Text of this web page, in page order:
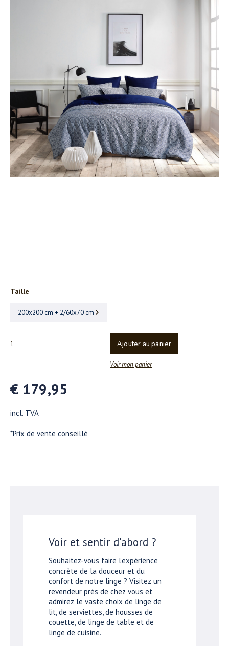
Taille
200x200 cm + 2/60x70 cm
Ajouter au panier
Voir mon panier
€ 179,95
incl. TVA
*Prix de vente conseillé
Voir et sentir d'abord ?
Souhaitez-vous faire l'expérience
concrète de la douceur et du
confort de notre linge ? Visitez un
revendeur près de chez vous et
admirez le vaste choix de linge de
lit, de serviettes, de housses de
couette, de linge de table et de
linge de cuisine.